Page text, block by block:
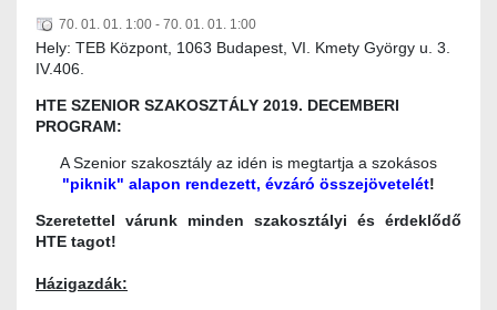
70. 01. 01. 1:00 - 70. 01. 01. 1:00
Hely: TEB Központ, 1063 Budapest, VI. Kmety György u. 3.
IV.406.
HTE SZENIOR SZAKOSZTÁLY 2019. DECEMBERI
PROGRAM:
A Szenior szakosztály az idén is megtartja a szokásos
"piknik" alapon rendezett, évzáró összejövetelét!
Szeretettel várunk minden szakosztályi és érdeklődő
HTE tagot!
Házigazdák: